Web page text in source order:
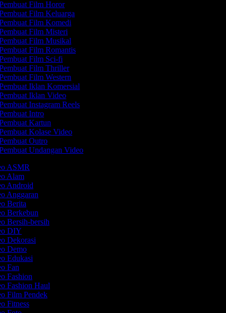
Film Horor
Film Keluarga
Film Komedi
Film Misteri
Film Musikal
Film Romantis
Film Sci-fi
Film Thriller
Film Western
Iklan Komersial
Iklan Video
Instagram Reels
Intro
Kartun
Kolase Video
Outro
Undangan Video
ASMR
Alam
Android
Anggaran
Berita
Berkebun
Bersih-bersih
DIY
Dekorasi
Demo
Edukasi
Fan
Fashion
Fashion Haul
Film Pendek
Fitness